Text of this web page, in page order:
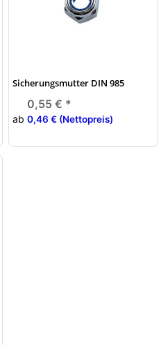
Sicherungsmutter DIN 985
ab
0,55 € *
0,46 € (Nettopreis)